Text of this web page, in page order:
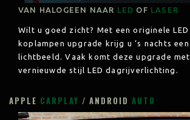
VAN HALOGEEN NAAR LED OF LASER
Wilt u goed zicht? Met een originele LED
koplampen upgrade krijg u ‘s nachts
lichtbeeld. Vaak komt deze upgrade met
vernieuwde stijl LED dagrijverlichting.
APPLE CARPLAY / ANDROID AUTO